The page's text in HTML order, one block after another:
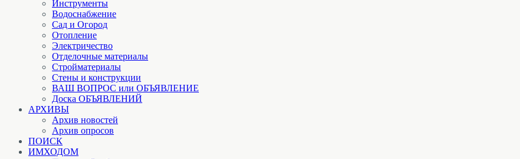
Инструменты
Водоснабжение
Сад и Огород
Отопление
Электричество
Отделочные материалы
Стройматериалы
Стены и конструкции
ВАШ ВОПРОС или ОБЪЯВЛЕНИЕ
Доска ОБЪЯВЛЕНИЙ
АРХИВЫ
Архив новостей
Архив опросов
ПОИСК
ИМХОДОМ